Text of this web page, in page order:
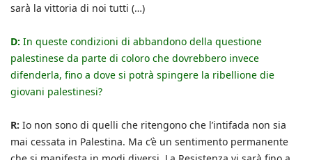
sarà la vittoria di noi tutti (…)
D: In queste condizioni di abbandono della questione
palestinese da parte di coloro che dovrebbero invece
difenderla, fino a dove si potrà spingere la ribellione die
giovani palestinesi?
R: Io non sono di quelli che ritengono che l’intifada non sia
mai cessata in Palestina. Ma c’è un sentimento permanente